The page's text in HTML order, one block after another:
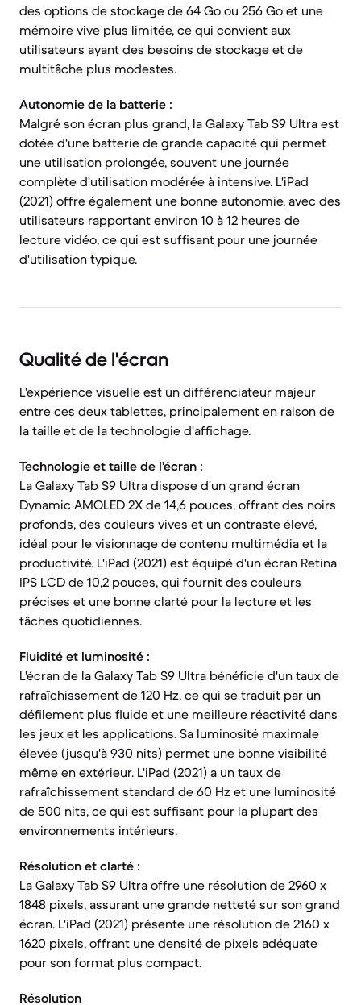
des options de stockage de 64 Go ou 256 Go et une
mémoire vive plus limitée, ce qui convient aux
utilisateurs ayant des besoins de stockage et de
multitâche plus modestes.
Autonomie de la batterie :
Malgré son écran plus grand, la Galaxy Tab S9 Ultra est
dotée d'une batterie de grande capacité qui permet
une utilisation prolongée, souvent une journée
complète d'utilisation modérée à intensive. L'iPad
(2021) offre également une bonne autonomie, avec des
utilisateurs rapportant environ 10 à 12 heures de
lecture vidéo, ce qui est suffisant pour une journée
d'utilisation typique.
Qualité de l'écran
L'expérience visuelle est un différenciateur majeur
entre ces deux tablettes, principalement en raison de
la taille et de la technologie d'affichage.
Technologie et taille de l'écran :
La Galaxy Tab S9 Ultra dispose d'un grand écran
Dynamic AMOLED 2X de 14,6 pouces, offrant des noirs
profonds, des couleurs vives et un contraste élevé,
idéal pour le visionnage de contenu multimédia et la
productivité. L'iPad (2021) est équipé d'un écran Retina
IPS LCD de 10,2 pouces, qui fournit des couleurs
précises et une bonne clarté pour la lecture et les
tâches quotidiennes.
Fluidité et luminosité :
L'écran de la Galaxy Tab S9 Ultra bénéficie d'un taux de
rafraîchissement de 120 Hz, ce qui se traduit par un
défilement plus fluide et une meilleure réactivité dans
les jeux et les applications. Sa luminosité maximale
élevée (jusqu'à 930 nits) permet une bonne visibilité
même en extérieur. L'iPad (2021) a un taux de
rafraîchissement standard de 60 Hz et une luminosité
de 500 nits, ce qui est suffisant pour la plupart des
environnements intérieurs.
Résolution et clarté :
La Galaxy Tab S9 Ultra offre une résolution de 2960 x
1848 pixels, assurant une grande netteté sur son grand
écran. L'iPad (2021) présente une résolution de 2160 x
1620 pixels, offrant une densité de pixels adéquate
pour son format plus compact.
Résolution